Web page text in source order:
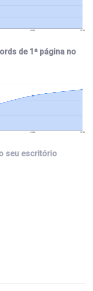
de 1ª página no
seu escritório